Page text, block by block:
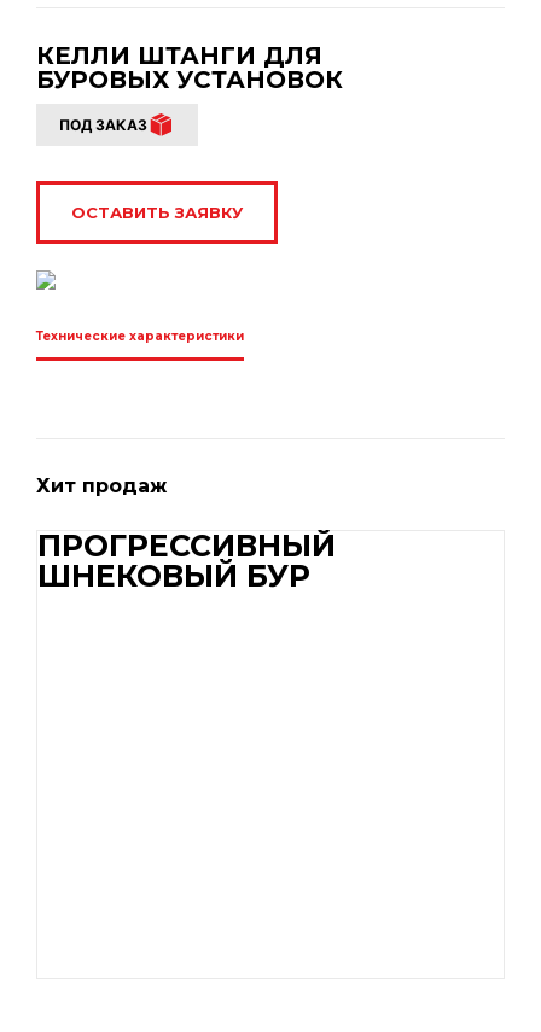
КЕЛЛИ ШТАНГИ ДЛЯ
БУРОВЫХ УСТАНОВОК
ПОД ЗАКАЗ
ОСТАВИТЬ ЗАЯВКУ
Технические характеристики
Хит продаж
ПРОГРЕССИВНЫЙ
ШНЕКОВЫЙ БУР